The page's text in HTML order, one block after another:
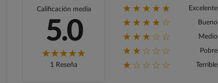
Calificación media
5.0
1 Reseña
★★★★★ Excelente
★★★★☆ Bueno
★★★☆☆ Medio
★★☆☆☆ Pobre
★☆☆☆☆ Terrible